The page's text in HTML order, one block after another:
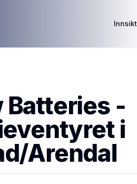
Innsikt
Batteries -
i
Arendal